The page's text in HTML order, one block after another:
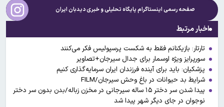
صفحه رسمی اینستاگرام پایگاه تحلیلی و خبریدیدبان ایران
اخبار مرتبط
تارتار: بازیکنانم فقط به شکست پرسپولیس فکر می‌کنند
سورپرایز ویژه اوسمار برای جدال سیرجان+تصاویر
پزشکیان: باید برای آینده فرزندان ایران سرمایه‌گذاری کنیم
شرایط بد حیوانات در باغ وحش سیرجان/FILM
پیدا شدن سر دختر ۱۵ ساله سیرجانی در مخزن زباله/بدن بدون سر دختر
نوجوان در جای دیگر شهر پیدا شد